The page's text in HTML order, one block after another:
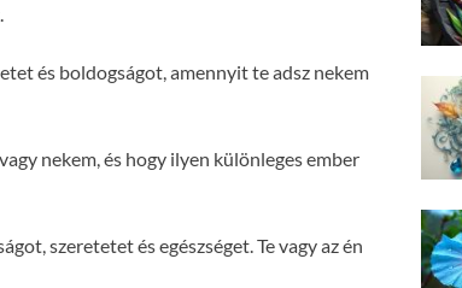
és boldogságot, amennyit te adsz nekem
nekem, és hogy ilyen különleges ember
szeretetet és egészséget. Te vagy az én